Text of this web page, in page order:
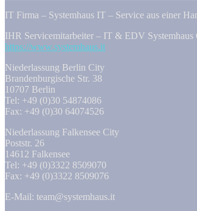
IT Firma – Systemhaus IT – Service aus einer
IHR Servicemitarbeiter – IT & EDV Systemhaus
https://www.systemhaus.it
Niederlassung Berlin City
Brandenburgische Str. 38
10707 Berlin
Tel: +49 (0)30 54874086
Fax: +49 (0)30 64074526
Niederlassung Falkensee City
Poststr. 26
14612 Falkensee
Tel: +49 (0)3322 8509070
Fax: +49 (0)3322 8509076
E-Mail: team@systemhaus.it